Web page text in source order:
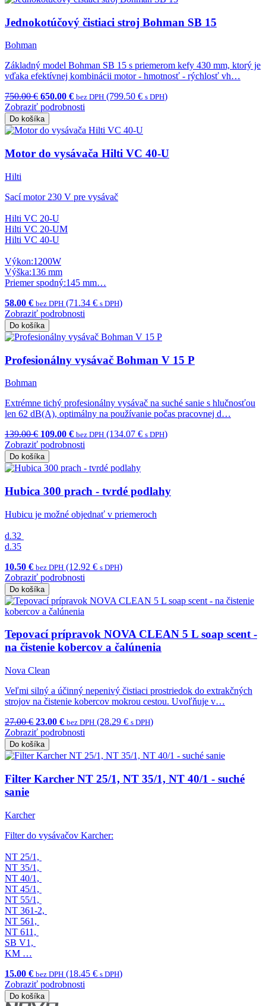
Jednokotúčový čistiaci stroj Bohman SB 15
Bohman
Základný model Bohman SB 15 s priemerom kefy 430 mm, ktorý je
vďaka efektívnej kombinácii motor - hmotnosť - rýchlosť vh…
750.00 € 650.00 € bez DPH (799.50 € s DPH)
Zobraziť podrobnosti
Do košíka
Motor do vysávača Hilti VC 40-U
Hilti
Sací motor 230 V pre vysávač
Hilti VC 20-U
Hilti VC 20-UM
Hilti VC 40-U
Výkon:1200W
Výška:136 mm
Priemer spodný:145 mm…
58.00 € bez DPH (71.34 € s DPH)
Zobraziť podrobnosti
Do košíka
Profesionálny vysávač Bohman V 15 P
Bohman
Extrémne tichý profesionálny vysávač na suché sanie s hlučnosťou
len 62 dB(A), optimálny na používanie počas pracovnej d…
139.00 € 109.00 € bez DPH (134.07 € s DPH)
Zobraziť podrobnosti
Do košíka
Hubica 300 prach - tvrdé podlahy
Hubicu je možné objednať v priemeroch
d.32
d.35
10.50 € bez DPH (12.92 € s DPH)
Zobraziť podrobnosti
Do košíka
Tepovací prípravok NOVA CLEAN 5 L soap scent -
na čistenie kobercov a čalúnenia
Nova Clean
Veľmi silný a účinný nepenivý čistiaci prostriedok do extrakčných
strojov na čistenie kobercov mokrou cestou. Uvoľňuje v…
27.00 € 23.00 € bez DPH (28.29 € s DPH)
Zobraziť podrobnosti
Do košíka
Filter Karcher NT 25/1, NT 35/1, NT 40/1 - suché
sanie
Karcher
Filter do vysávačov Karcher:
NT 25/1,
NT 35/1,
NT 40/1,
NT 45/1,
NT 55/1,
NT 361-2,
NT 561,
NT 611,
SB V1,
KM …
15.00 € bez DPH (18.45 € s DPH)
Zobraziť podrobnosti
Do košíka